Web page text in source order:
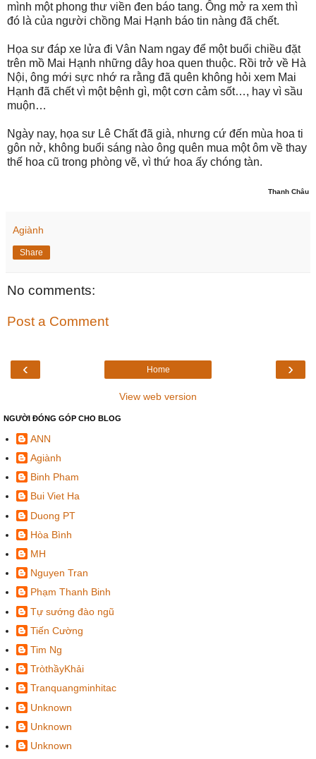
mình một phong thư viền đen báo tang. Ông mở ra xem thì
đó là của người chồng Mai Hạnh báo tin nàng đã chết.
Họa sư đáp xe lửa đi Vân Nam ngay để một buổi chiều đặt
trên mồ Mai Hạnh những dây hoa quen thuộc. Rồi trở về Hà
Nội, ông mới sực nhớ ra rằng đã quên không hỏi xem Mai
Hạnh đã chết vì một bệnh gì, một cơn cảm sốt…, hay vì sầu
muộn…
Ngày nay, họa sư Lê Chất đã già, nhưng cứ đến mùa hoa ti
gôn nở, không buổi sáng nào ông quên mua một ôm về thay
thế hoa cũ trong phòng vẽ, vì thứ hoa ấy chóng tàn.
Thanh Châu
Agiành
Share
No comments:
Post a Comment
‹ ›
Home
View web version
NGƯỜI ĐÓNG GÓP CHO BLOG
ANN
Agiành
Binh Pham
Bui Viet Ha
Duong PT
Hòa Bình
MH
Nguyen Tran
Phạm Thanh Binh
Tự sướng đào ngũ
Tiến Cường
Tim Ng
TròthầyKhải
Tranquangminhitac
Unknown
Unknown
Unknown